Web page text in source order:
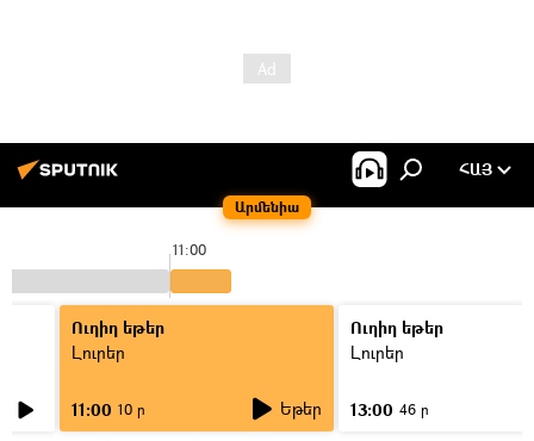
Արմենիա
ՀԱՅ
11:00
Ուղիղ եթեր
Լուրեր
11:00 10 ր Եթեր
Ուղիղ եթեր
Լուրեր
13:00 46 ր